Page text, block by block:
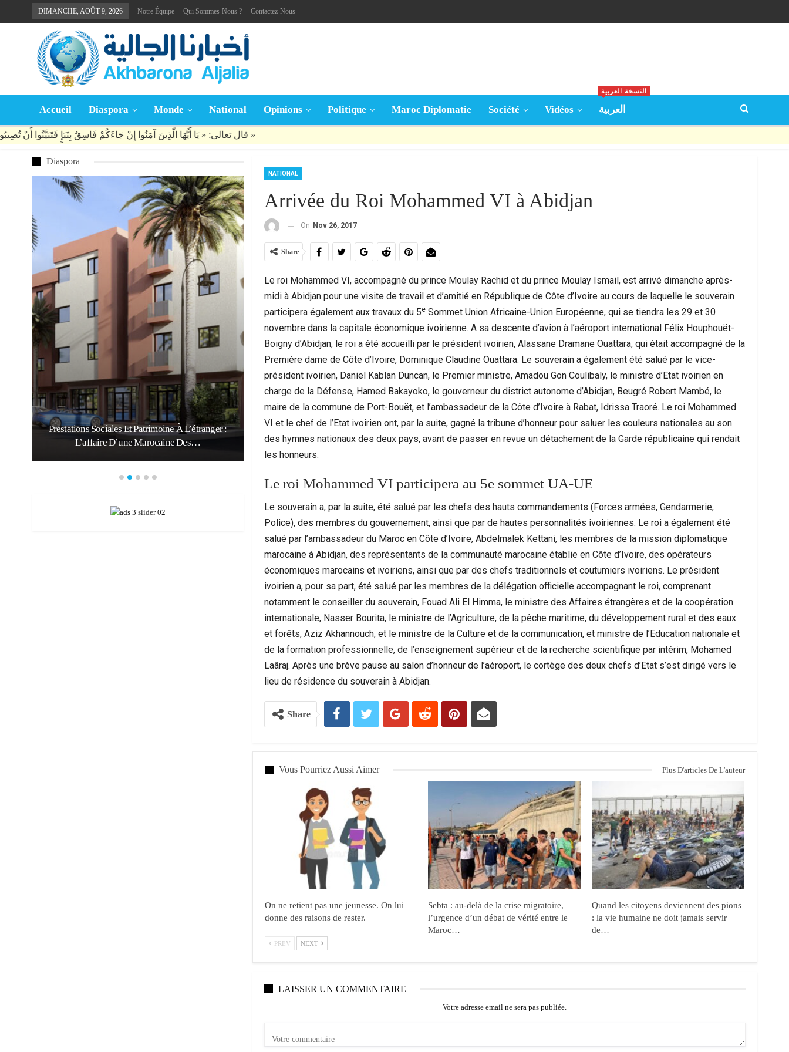
DIMANCHE, AOÛT 9, 2026 Notre Équipe Qui Sommes-Nous ? Contactez-Nous
Accueil Diaspora Monde National Opinions Politique Maroc Diplomatie Société Vidéos العربية
النسخة العربية
NATIONAL
Arrivée du Roi Mohammed VI à Abidjan
On Nov 26, 2017
Share
Le roi Mohammed VI, accompagné du prince Moulay Rachid et du prince Moulay Ismail, est arrivé dimanche après-
midi à Abidjan pour une visite de travail et d’amitié en République de Côte d’Ivoire au cours de laquelle le souverain
participera également aux travaux du 5eSommet Union Africaine-Union Européenne, qui se tiendra les 29 et 30
novembre dans la capitale économique ivoirienne. A sa descente d’avion à l’aéroport international Félix Houphouët-
Boigny d’Abidjan, le roi a été accueilli par le président ivoirien, Alassane Dramane Ouattara, qui était accompagné de la
Première dame de Côte d’Ivoire, Dominique Claudine Ouattara. Le souverain a également été salué par le vice-
président ivoirien, Daniel Kablan Duncan, le Premier ministre, Amadou Gon Coulibaly, le ministre d’Etat ivoirien en
charge de la Défense, Hamed Bakayoko, le gouverneur du district autonome d’Abidjan, Beugré Robert Mambé, le
maire de la commune de Port-Bouët, et l’ambassadeur de la Côte d’Ivoire à Rabat, Idrissa Traoré. Le roi Mohammed
VI et le chef de l’Etat ivoirien ont, par la suite, gagné la tribune d’honneur pour saluer les couleurs nationales au son
des hymnes nationaux des deux pays, avant de passer en revue un détachement de la Garde républicaine qui rendait
les honneurs.
Le roi Mohammed VI participera au 5e sommet UA-UE
Le souverain a, par la suite, été salué par les chefs des hauts commandements (Forces armées, Gendarmerie,
Police), des membres du gouvernement, ainsi que par de hautes personnalités ivoiriennes. Le roi a également été
salué par l’ambassadeur du Maroc en Côte d’Ivoire, Abdelmalek Kettani, les membres de la mission diplomatique
marocaine à Abidjan, des représentants de la communauté marocaine établie en Côte d’Ivoire, des opérateurs
économiques marocains et ivoiriens, ainsi que par des chefs traditionnels et coutumiers ivoiriens. Le président
ivoirien a, pour sa part, été salué par les membres de la délégation officielle accompagnant le roi, comprenant
notamment le conseiller du souverain, Fouad Ali El Himma, le ministre des Affaires étrangères et de la coopération
internationale, Nasser Bourita, le ministre de l’Agriculture, de la pêche maritime, du développement rural et des eaux
et forêts, Aziz Akhannouch, et le ministre de la Culture et de la communication, et ministre de l’Education nationale et
de la formation professionnelle, de l’enseignement supérieur et de la recherche scientifique par intérim, Mohamed
Laâraj. Après une brève pause au salon d’honneur de l’aéroport, le cortège des deux chefs d’Etat s’est dirigé vers le
lieu de résidence du souverain à Abidjan.
Share
Vous Pourriez Aussi Aimer Plus D'articles De L'auteur
On ne retient pas une jeunesse. On lui
donne des raisons de rester.
Sebta : au-delà de la crise migratoire,
l’urgence d’un débat de vérité entre le
Maroc…
Quand les citoyens deviennent des pions
: la vie humaine ne doit jamais servir
de…
PREV NEXT
LAISSER UN COMMENTAIRE
Votre adresse email ne sera pas publiée.
Diaspora
Prestations Sociales Et Patrimoine À L’étranger :
L’affaire D’une Marocaine Des…
Ceuta Face À La Crise Des Mineurs Migrants :
Entre Urgence Humanitaire, Tensions…
Violence Urbaine À Bruxelles : Quand Un Geste
Anodin Révèle Les Fractures…
Ceuta : Les